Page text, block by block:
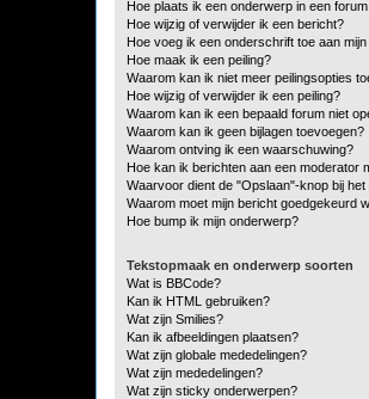
Hoe plaats ik een onderwerp in een
Hoe wijzig of verwijder ik een bericht?
Hoe voeg ik een onderschrift toe aan
Hoe maak ik een peiling?
Waarom kan ik niet meer peilingsopties
Hoe wijzig of verwijder ik een peiling?
Waarom kan ik een bepaald forum niet
Waarom kan ik geen bijlagen toevoegen?
Waarom ontving ik een waarschuwing?
Hoe kan ik berichten aan een moderator
Waarvoor dient de "Opslaan"-knop bij
Waarom moet mijn bericht goedgekeurd
Hoe bump ik mijn onderwerp?
Tekstopmaak en onderwerp soorten
Wat is BBCode?
Kan ik HTML gebruiken?
Wat zijn Smilies?
Kan ik afbeeldingen plaatsen?
Wat zijn globale mededelingen?
Wat zijn mededelingen?
Wat zijn sticky onderwerpen?